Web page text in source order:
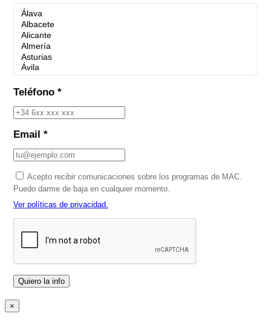
Teléfono *
Email *
Acepto recibir comunicaciones sobre los programas de MAC.
Puedo darme de baja en cualquier momento.
Ver políticas de privacidad.
×